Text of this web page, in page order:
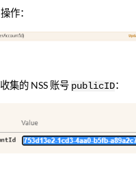
作：
集的 NSS 账号 publicID：